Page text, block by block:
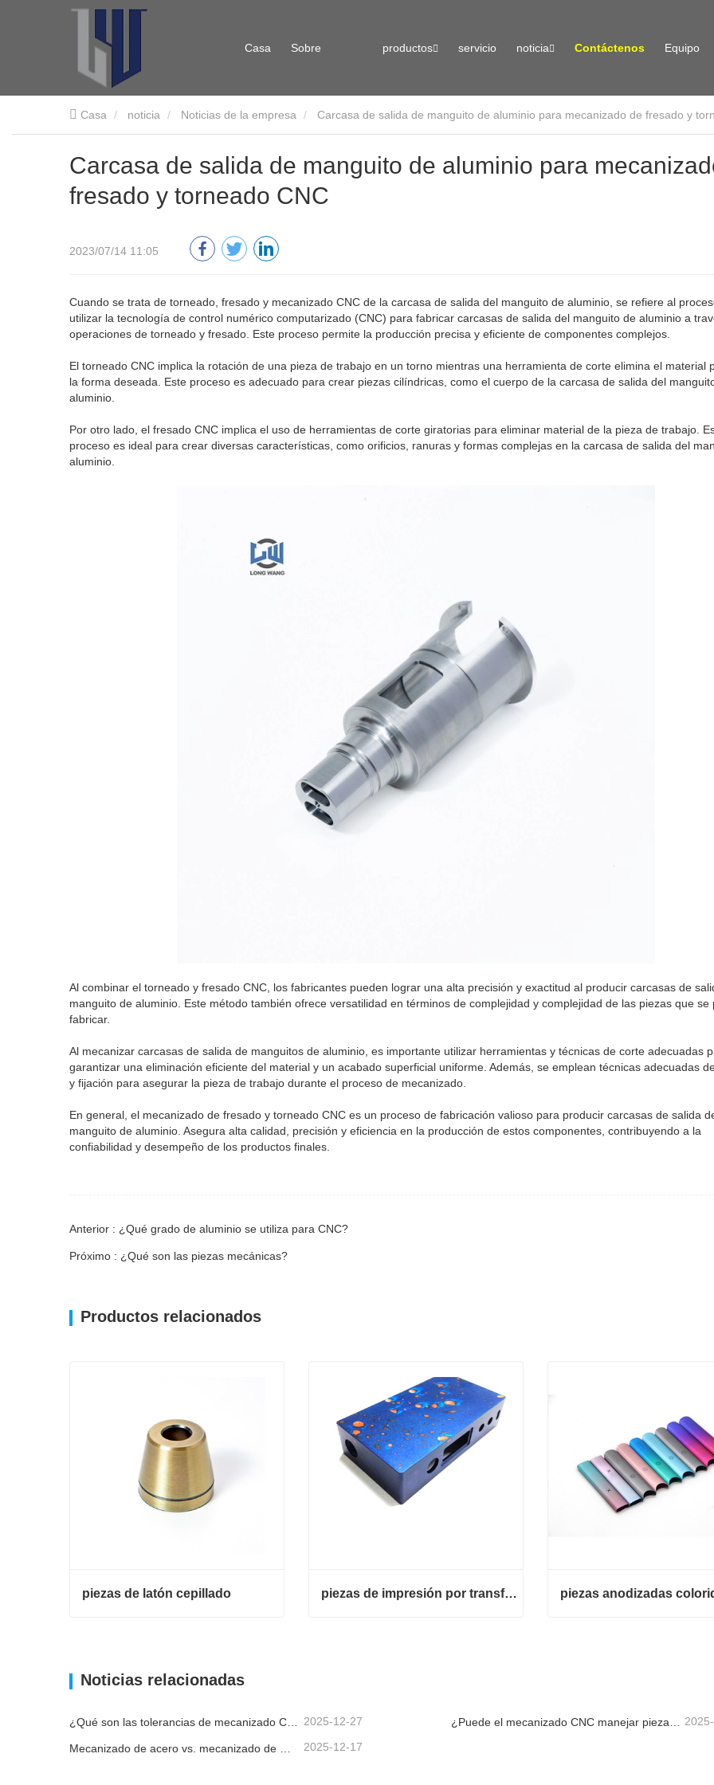
Casa Sobre productos servicio noticia Contáctenos Equipo
Casa noticia Noticias de la empresa Carcasa de salida de manguito de aluminio para mecanizado de fresado y
Carcasa de salida de manguito de aluminio para
fresado y torneado CNC
2023/07/14 11:05
Cuando se trata de torneado, fresado y mecanizado CNC de la carcasa de salida del manguito de aluminio, se refiere al
utilizar la tecnología de control numérico computarizado (CNC) para fabricar carcasas de salida del manguito de aluminio a
operaciones de torneado y fresado. Este proceso permite la producción precisa y eficiente de componentes complejos.
El torneado CNC implica la rotación de una pieza de trabajo en un torno mientras una herramienta de corte elimina el material
la forma deseada. Este proceso es adecuado para crear piezas cilíndricas, como el cuerpo de la carcasa de salida del
aluminio.
Por otro lado, el fresado CNC implica el uso de herramientas de corte giratorias para eliminar material de la pieza de trabajo.
proceso es ideal para crear diversas características, como orificios, ranuras y formas complejas en la carcasa de salida del
aluminio.
Al combinar el torneado y fresado CNC, los fabricantes pueden lograr una alta precisión y exactitud al producir carcasas de
manguito de aluminio. Este método también ofrece versatilidad en términos de complejidad y complejidad de las piezas que se
fabricar.
Al mecanizar carcasas de salida de manguitos de aluminio, es importante utilizar herramientas y técnicas de corte adecuadas
garantizar una eliminación eficiente del material y un acabado superficial uniforme. Además, se emplean técnicas adecuadas
y fijación para asegurar la pieza de trabajo durante el proceso de mecanizado.
En general, el mecanizado de fresado y torneado CNC es un proceso de fabricación valioso para producir carcasas de salida
manguito de aluminio. Asegura alta calidad, precisión y eficiencia en la producción de estos componentes, contribuyendo a la
confiabilidad y desempeño de los productos finales.
Anterior : ¿Qué grado de aluminio se utiliza para CNC?
Próximo : ¿Qué son las piezas mecánicas?
Productos relacionados
piezas de latón cepillado piezas de impresión por transferencia de agua piezas anodizadas
Noticias relacionadas
¿Qué son las tolerancias de mecanizado CNC y por qué son importantes? 2025-12-27 ¿Puede el mecanizado CNC manejar piezas metálicas personalizadas?
2025-12-17